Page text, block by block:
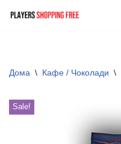
Дома \ Кафе / Чоколади \
Sale!